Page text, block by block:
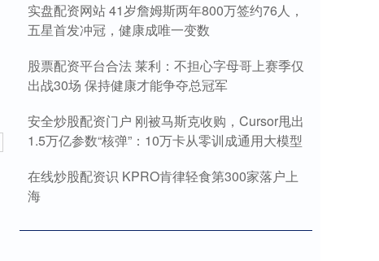
实盘配资网站 41岁詹姆斯两年800万签约76人，
五星首发冲冠，健康成唯一变数
股票配资平台合法 莱利：不担心字母哥上赛季仅
出战30场 保持健康才能争夺总冠军
安全炒股配资门户 刚被马斯克收购，Cursor甩出
1.5万亿参数“核弹”：10万卡从零训成通用大模型
在线炒股配资识 KPRO肯律轻食第300家落户上
海